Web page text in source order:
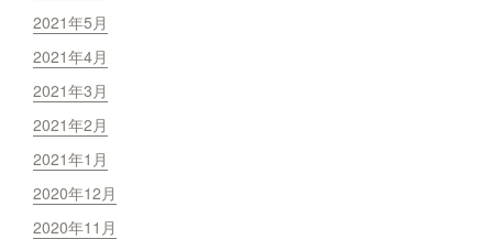
2021年5月
2021年4月
2021年3月
2021年2月
2021年1月
2020年12月
2020年11月